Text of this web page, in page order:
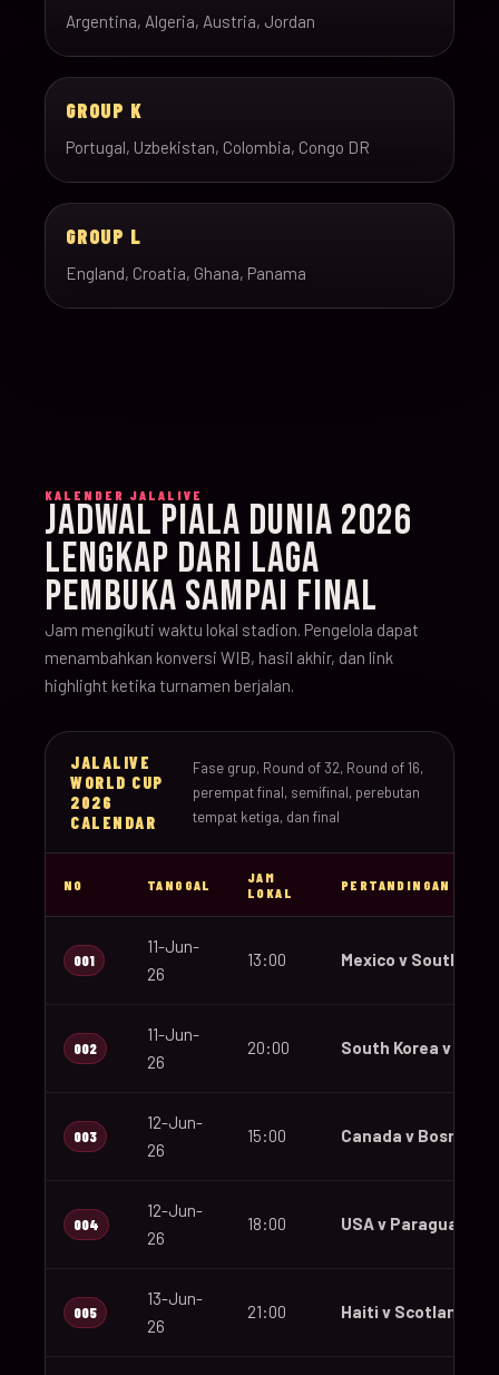
Argentina, Algeria, Austria, Jordan
GROUP K
Portugal, Uzbekistan, Colombia, Congo DR
GROUP L
England, Croatia, Ghana, Panama
KALENDER JALALIVE
JADWAL PIALA DUNIA 2026
LENGKAP DARI LAGA
PEMBUKA SAMPAI FINAL
Jam mengikuti waktu lokal stadion. Pengelola dapat
menambahkan konversi WIB, hasil akhir, dan link
highlight ketika turnamen berjalan.
JALALIVE
WORLD CUP
2026
CALENDAR
Fase grup, Round of 32, Round of 16,
perempat final, semifinal, perebutan
tempat ketiga, dan final
NO TANGGAL
JAM
LOKAL
PERTANDINGAN
001
11-Jun-
26
13:00 Mexico v South
002
11-Jun-
26
20:00 South Korea v
003
12-Jun-
26
15:00 Canada v Bosnia
004
12-Jun-
26
18:00 USA v Paraguay
005
13-Jun-
26
21:00 Haiti v Scotland